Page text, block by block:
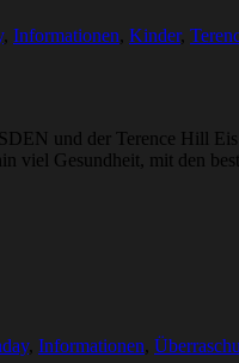
, Informationen, Kinder,
und der Terence Hill
viel Gesundheit, mit den
, Informationen,